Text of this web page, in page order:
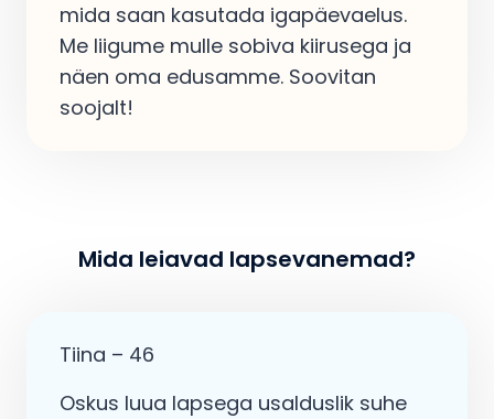
mida saan kasutada igapäevaelus.
Me liigume mulle sobiva kiirusega ja
näen oma edusamme. Soovitan
soojalt!
Mida leiavad lapsevanemad?
Tiina – 46
Oskus luua lapsega usalduslik suhe